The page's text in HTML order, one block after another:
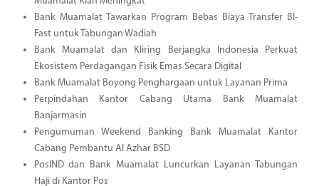
Bank Muamalat Tawarkan Program Bebas Biaya Transfer BI-
Fast untuk Tabungan Wadiah
Bank Muamalat dan Kliring Berjangka Indonesia Perkuat
Ekosistem Perdagangan Fisik Emas Secara Digital
Bank Muamalat Boyong Penghargaan untuk Layanan Prima
Perpindahan Kantor Cabang Utama Bank Muamalat
Banjarmasin
Pengumuman Weekend Banking Bank Muamalat Kantor
Cabang Pembantu Al Azhar BSD
PosIND dan Bank Muamalat Luncurkan Layanan Tabungan
Haji di Kantor Pos